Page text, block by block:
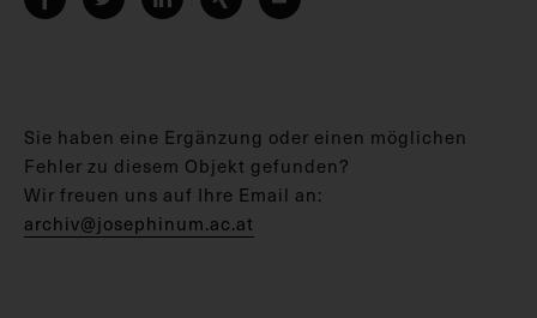
Sie haben eine Ergänzung oder einen möglichen
Fehler zu diesem Objekt gefunden?
Wir freuen uns auf Ihre Email an:
archiv@josephinum.ac.at